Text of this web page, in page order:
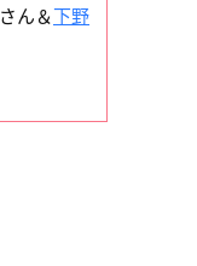
さん＆下野